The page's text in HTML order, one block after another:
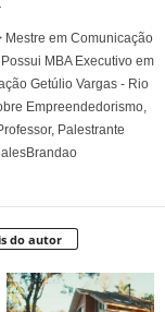
Mestre em Comunicação
MBA Executivo em
Getúlio Vargas - Rio
Empreendedorismo,
Palestrante
do autor